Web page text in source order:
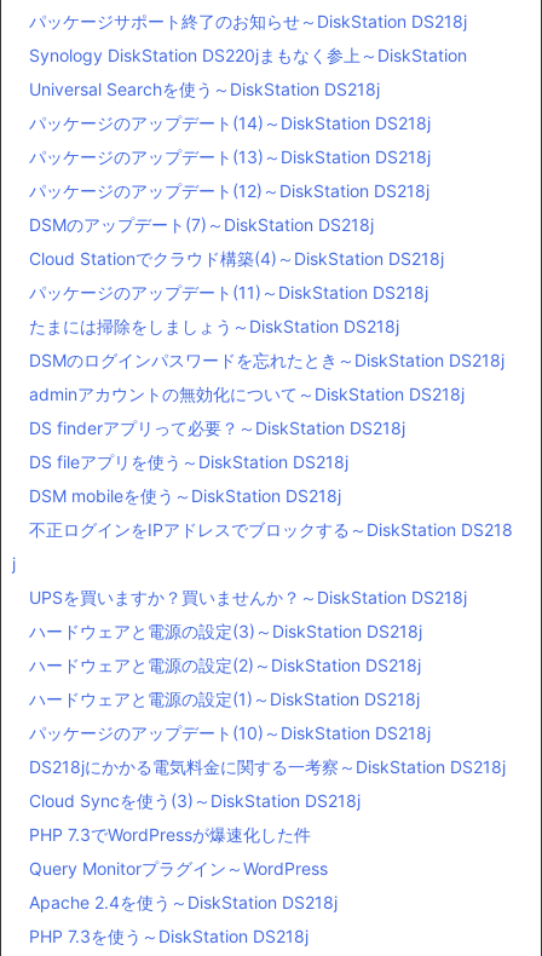
パッケージサポート終了のお知らせ～DiskStation DS218j
Synology DiskStation DS220jまもなく参上～DiskStation
Universal Searchを使う～DiskStation DS218j
パッケージのアップデート(14)～DiskStation DS218j
パッケージのアップデート(13)～DiskStation DS218j
パッケージのアップデート(12)～DiskStation DS218j
DSMのアップデート(7)～DiskStation DS218j
Cloud Stationでクラウド構築(4)～DiskStation DS218j
パッケージのアップデート(11)～DiskStation DS218j
たまには掃除をしましょう～DiskStation DS218j
DSMのログインパスワードを忘れたとき～DiskStation DS218j
adminアカウントの無効化について～DiskStation DS218j
DS finderアプリって必要？～DiskStation DS218j
DS fileアプリを使う～DiskStation DS218j
DSM mobileを使う～DiskStation DS218j
不正ログインをIPアドレスでブロックする～DiskStation DS218
j
UPSを買いますか？買いませんか？～DiskStation DS218j
ハードウェアと電源の設定(3)～DiskStation DS218j
ハードウェアと電源の設定(2)～DiskStation DS218j
ハードウェアと電源の設定(1)～DiskStation DS218j
パッケージのアップデート(10)～DiskStation DS218j
DS218jにかかる電気料金に関する一考察～DiskStation DS218j
Cloud Syncを使う(3)～DiskStation DS218j
PHP 7.3でWordPressが爆速化した件
Query Monitorプラグイン～WordPress
Apache 2.4を使う～DiskStation DS218j
PHP 7.3を使う～DiskStation DS218j